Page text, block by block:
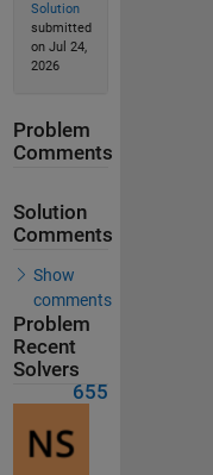
Solution
submitted
on Jul 24,
2026
Problem
Comments
Solution
Comments
Show
comments
Problem
Recent
Solvers
655